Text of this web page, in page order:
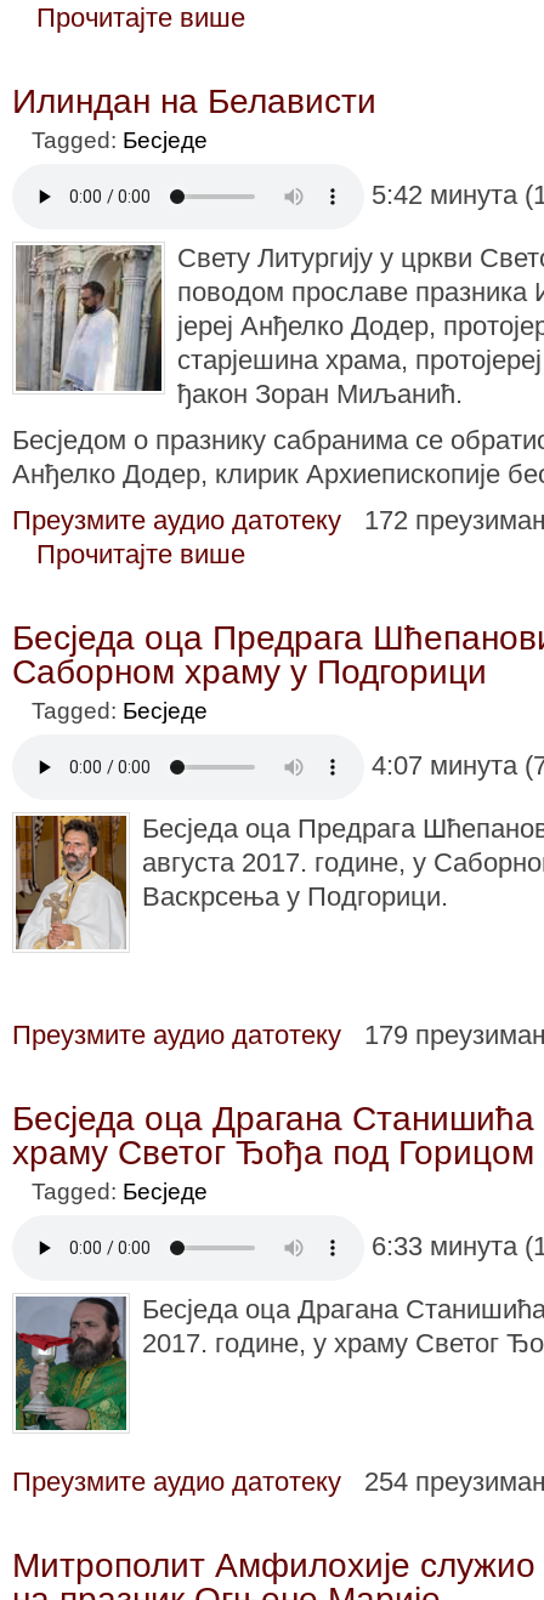
Прочитајте више
Илиндан на Белависти
Tagged: Бесједе
5:42 минута
Свету Литургију у цркви
поводом прославе
јереј Анђелко Додер,
старјешина храма,
ђакон Зоран Миљанић.
Бесједом о празнику сабранима се
Анђелко Додер, клирик Архиепископије
Преузмите аудио датотеку
172
Прочитајте више
Бесједа оца Предрага
Саборном храму у Подгорици
Tagged: Бесједе
4:07 минута
Бесједа оца Предрага
августа 2017. године, у
Васкрсења у Подгорици.
Преузмите аудио датотеку 179
Бесједа оца Драгана
храму Светог Ђођа под Горицом
Tagged: Бесједе
6:33 минута
Бесједа оца Драгана
2017. године, у храму Светог
Преузмите аудио датотеку 254
Митрополит Амфилохије